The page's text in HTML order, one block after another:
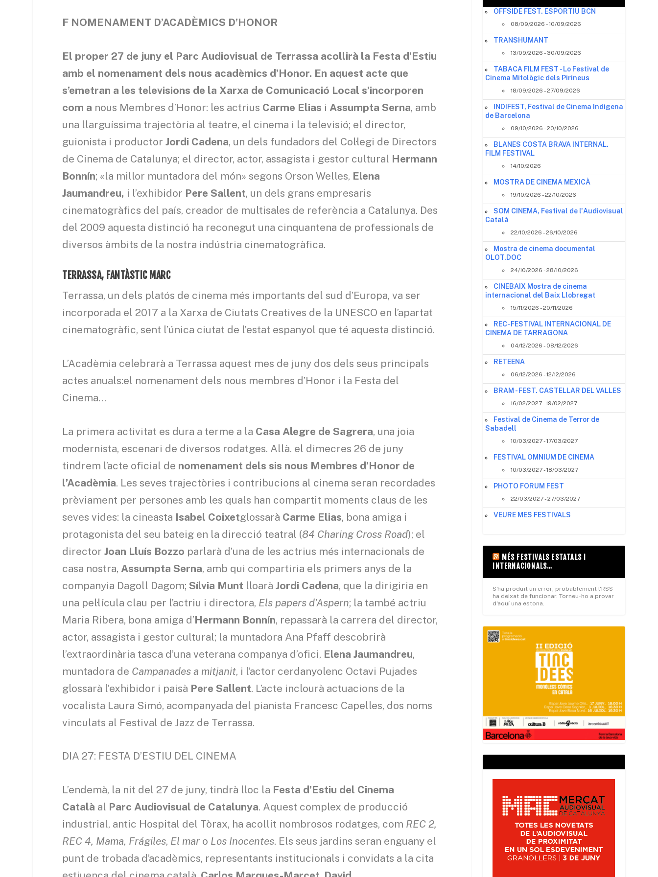
F NOMENAMENT D’ACADÈMICS D’HONOR
El proper 27 de juny el Parc Audiovisual de Terrassa acollirà la Festa d’Estiu
amb el nomenament dels nous acadèmics d’Honor. En aquest acte que
s’emetran a les televisions de la Xarxa de Comunicació Local s’incorporen
com a nous Membres d’Honor: les actrius Carme Elias i Assumpta Serna, amb
una llarguíssima trajectòria al teatre, el cinema i la televisió; el director,
guionista i productorJordi Cadena, un dels fundadors del Col·legi de Directors
de Cinema de Catalunya; el director, actor, assagista i gestor cultural Hermann
Bonnín; «la millor muntadora del món» segons Orson Welles, Elena
Jaumandreu, i l’exhibidor Pere Sallent, un dels grans empresaris
cinematogràfics del país, creador de multisales de referència a Catalunya. Des
del 2009 aquesta distinció ha reconegut una cinquantena de professionals de
diversos àmbits de la nostra indústria cinematogràfica.
TERRASSA, FANTÀSTIC MARC
Terrassa, un dels platós de cinema més importants del sud d’Europa, va ser
incorporada el 2017 a la Xarxa de Ciutats Creatives de la UNESCO en l’apartat
cinematogràfic, sent l’única ciutat de l’estat espanyol que té aquesta distinció.
L’Acadèmia celebrarà a Terrassa aquest mes de juny dos dels seus principals
actes anuals:el nomenament dels nous membres d’Honor i la Festa del
Cinema…
La primera activitat es dura a terme a la Casa Alegre de Sagrera, una joia
modernista, escenari de diversos rodatges. Allà. el dimecres 26 de juny
tindrem l’acte oficial de nomenament dels sis nous Membres d’Honor de
l’Acadèmia. Les seves trajectòries i contribucions al cinema seran recordades
prèviament per persones amb les quals han compartit moments claus de les
seves vides: la cineasta Isabel Coixetglossarà Carme Elias, bona amiga i
protagonista del seu bateig en la direcció teatral (84 Charing Cross Road); el
directorJoan Lluís Bozzo parlarà d’una de les actrius més internacionals de
casa nostra, Assumpta Serna, amb qui compartiria els primers anys de la
companyia Dagoll Dagom;Sílvia Munt lloaràJordi Cadena, que la dirigiria en
una pel·lícula clau per l’actriu i directora, Els papers d’Aspern; la també actriu
Maria Ribera, bona amiga d’Hermann Bonnín, repassarà la carrera del director,
actor, assagista i gestor cultural; la muntadora Ana Pfaff descobrirà
l’extraordinària tasca d’una veterana companya d’ofici, Elena Jaumandreu,
muntadora de Campanades a mitjanit, i l’actor cerdanyolenc Octavi Pujades
glossarà l’exhibidor i paisà Pere Sallent. L’acte inclourà actuacions de la
vocalista Laura Simó, acompanyada del pianista Francesc Capelles, dos noms
vinculats al Festival de Jazz de Terrassa.
DIA 27: FESTA D’ESTIU DEL CINEMA
L’endemà, la nit del 27 de juny, tindrà lloc la Festa d’Estiu del Cinema
Català al Parc Audiovisual de Catalunya. Aquest complex de producció
industrial, antic Hospital del Tòrax, ha acollit nombrosos rodatges, com REC 2,
REC 4, Mama, Frágiles, El mar o Los Inocentes. Els seus jardins seran enguany el
punt de trobada d’acadèmics, representants institucionals i convidats a la cita
OFFSIDE FEST. ESPORTIU BCN
08/09/2026 - 10/09/2026
TRANSHUMANT
13/09/2026 - 30/09/2026
TABACA FILM FEST - Lo Festival de
Cinema Mitològic dels Pirineus
18/09/2026 - 27/09/2026
INDIFEST, Festival de Cinema Indígena
de Barcelona
09/10/2026 - 20/10/2026
BLANES COSTA BRAVA INTERNAL.
FILM FESTIVAL
14/10/2026
MOSTRA DE CINEMA MEXICÀ
19/10/2026 - 22/10/2026
SOM CINEMA, Festival de l'Audiovisual
Català
22/10/2026 - 26/10/2026
Mostra de cinema documental
OLOT.DOC
24/10/2026 - 28/10/2026
CINEBAIX Mostra de cinema
internacional del Baix Llobregat
15/11/2026 - 20/11/2026
REC- FESTIVAL INTERNACIONAL DE
CINEMA DE TARRAGONA
04/12/2026 - 08/12/2026
RETEENA
06/12/2026 - 12/12/2026
BRAM - FEST. CASTELLAR DEL VALLES
16/02/2027 - 19/02/2027
Festival de Cinema de Terror de
Sabadell
10/03/2027 - 17/03/2027
FESTIVAL OMNIUM DE CINEMA
10/03/2027 - 18/03/2027
PHOTO FORUM FEST
22/03/2027 - 27/03/2027
VEURE MES FESTIVALS
MÉS FESTIVALS ESTATALS I
INTERNACIONALS…
S'ha produït un error; probablement l'RSS
ha deixat de funcionar. Torneu-ho a provar
d'aquí una estona.